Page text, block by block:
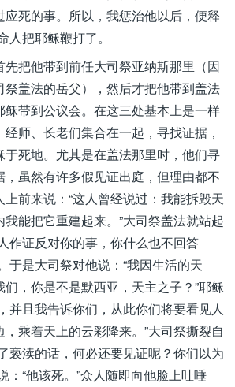
死的事。所以，我惩治他以后，便释
人把耶稣鞭打了。
把他带到前任大司祭亚纳斯那里（因
祭盖法的岳父），然后才把他带到盖法
带到公议会。在这三处基本上是一样
师、长老们集合在一起，寻找证据，
死地。尤其是在盖法那里时，他们寻
虽然有许多假见证出庭，但理由都不
前来说：“这人曾经说过：我能拆毁天
能把它重建起来。”大司祭盖法就站起
作证反对你的事，你什么也不回答
于是大司祭对他说：“我因生活的天
，你是不是默西亚，天主之子？”耶稣
并且我告诉你们，从此你们将要看见人
乘着天上的云彩降来。”大司祭撕裂自
亵渎的话，何必还要见证呢？你们以为
：“他该死。”众人随即向他脸上吐唾